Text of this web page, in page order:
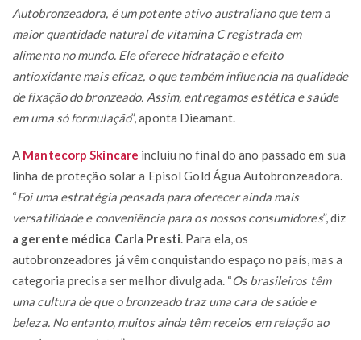
Autobronzeadora, é um potente ativo australiano que tem a
maior quantidade natural de vitamina C registrada em
alimento no mundo. Ele oferece hidratação e efeito
antioxidante mais eficaz, o que também influencia na qualidade
de fixação do bronzeado. Assim, entregamos estética e saúde
em uma só formulação”, aponta Dieamant.
A Mantecorp Skincare incluiu no final do ano passado em sua
linha de proteção solar a Episol Gold Água Autobronzeadora.
“Foi uma estratégia pensada para oferecer ainda mais
versatilidade e conveniência para os nossos consumidores”, diz
a gerente médica Carla Presti . Para ela, os
autobronzeadores já vêm conquistando espaço no país, mas a
categoria precisa ser melhor divulgada. “Os brasileiros têm
uma cultura de que o bronzeado traz uma cara de saúde e
beleza. No entanto, muitos ainda têm receios em relação ao